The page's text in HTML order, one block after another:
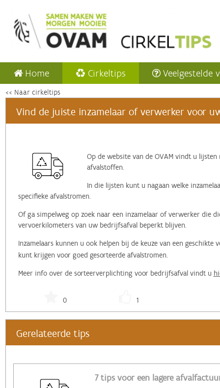
Home Cirkeltips Veelgestelde
<< Naar cirkeltips
Vind de juiste inzamelaar of verwerker voor
Op de website van de OVAM vindt u
afvalstoffen.
In die lijsten kunt u nagaan welke
specifieke afvalstromen.
Of ga simpelweg op zoek naar een inzamelaar of verwerker die
vervoerkilometers van uw bedrijfsafval beperkt blijven.
Inzamelaars kunnen u ook helpen bij de keuze van een geschikte
kunt krijgen voor goed gesorteerde afvalstromen.
Meer info over de sorteerverplichting voor bedrijfsafval vindt u
0 1
Gerelateerde tips
7 tips voor een lagere